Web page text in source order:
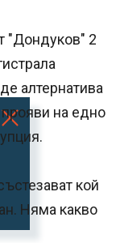
"Дондуков" 2
алтернатива
на едно
кой
Няма какво